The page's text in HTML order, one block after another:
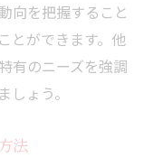
向を把握すること
とができます。他
有のニーズを強調
ょう。
法